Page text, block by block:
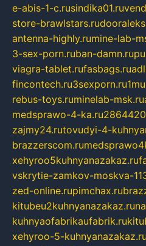
e-abis-1-c.rusindika01.ru
store-brawlstars.ru
antenna-highly.rumine-lab-
3-sex-porn.ruban-damn.ru
viagra-tablet.rufasbags.ru
fincontech.ru3sexporn.ru
rebus-toys.ruminelab-msk.ru
medsprawo-4-ka.ru
zajmy24.rutovudyi-4-
brazzerscom.ru
xehyroo5kuhnyanazakaz.ru
vskrytie-zamkov-moskva-
zed-online.rupimchax.ru
kitubeu2kuhnyanazakaz.ru
kuhnyaofabrikaufabrik.ru
xehyroo-5-kuhnyanazakaz.ru